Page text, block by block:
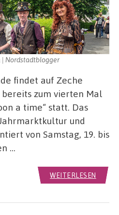
Nordstadtblogger
findet auf Zeche
zum vierten Mal
a time“ statt. Das
und
von Samstag, 19. bis
…
WEITERLESEN